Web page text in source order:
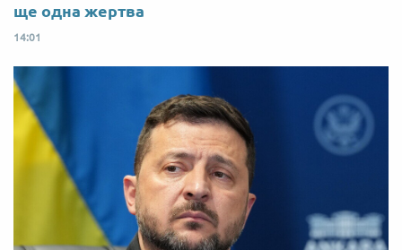
ще одна жертва
14:01